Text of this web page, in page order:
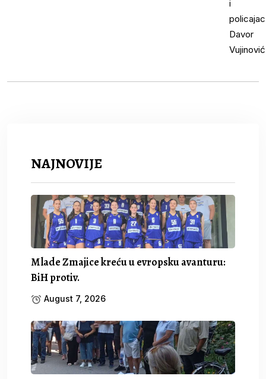
NAJNOVIJE
Mlade Zmajice kreću u evropsku avanturu:
BiH protiv.
August 7, 2026